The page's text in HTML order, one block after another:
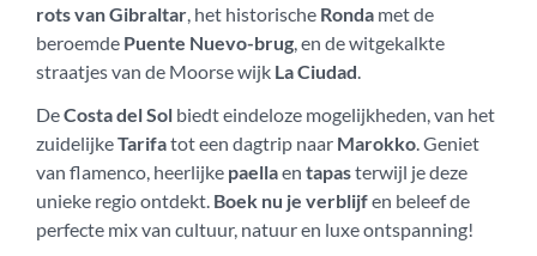
rots van Gibraltar , het historische Ronda met de
beroemde Puente Nuevo-brug , en de witgekalkte
straatjes van de Moorse wijk La Ciudad
DeCosta del Sol biedt eindeloze mogelijkheden, van het
zuidelijkeTarifatot een dagtrip naar Marokko . Geniet
van flamenco, heerlijke paellaentapasterwijl je deze
unieke regio ontdekt. Boek nu je verblijfen beleef de
perfecte mix van cultuur, natuur en luxe ontspanning!